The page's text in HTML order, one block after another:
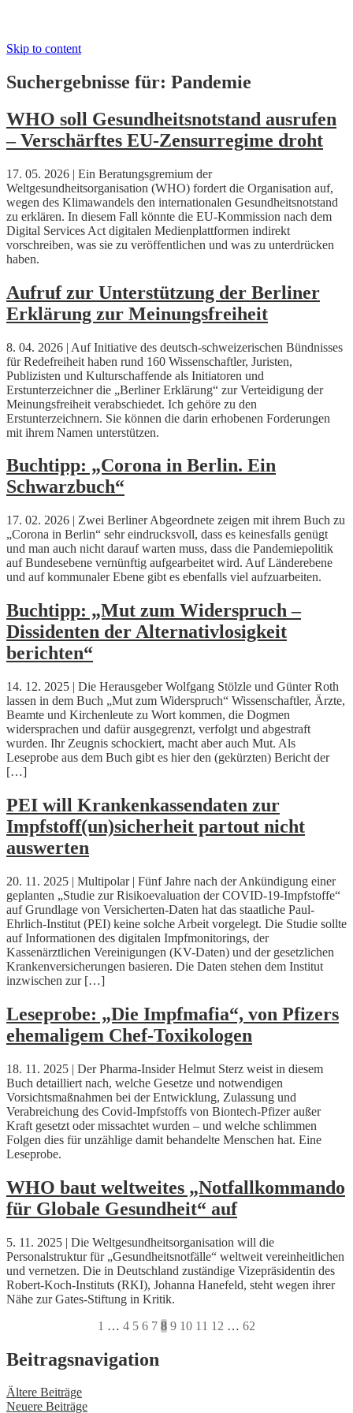
Skip to content
Suchergebnisse für: Pandemie
WHO soll Gesundheitsnotstand ausrufen
– Verschärftes EU-Zensurregime droht
17. 05. 2026 | Ein Beratungsgremium der
Weltgesundheitsorganisation (WHO) fordert die Organisation auf,
wegen des Klimawandels den internationalen Gesundheitsnotstand
zu erklären. In diesem Fall könnte die EU-Kommission nach dem
Digital Services Act digitalen Medienplattformen indirekt
vorschreiben, was sie zu veröffentlichen und was zu unterdrücken
haben.
Aufruf zur Unterstützung der Berliner
Erklärung zur Meinungsfreiheit
8. 04. 2026 | Auf Initiative des deutsch-schweizerischen Bündnisses
für Redefreiheit haben rund 160 Wissenschaftler, Juristen,
Publizisten und Kulturschaffende als Initiatoren und
Erstunterzeichner die „Berliner Erklärung“ zur Verteidigung der
Meinungsfreiheit verabschiedet. Ich gehöre zu den
Erstunterzeichnern. Sie können die darin erhobenen Forderungen
mit ihrem Namen unterstützen.
Buchtipp: „Corona in Berlin. Ein
Schwarzbuch“
17. 02. 2026 | Zwei Berliner Abgeordnete zeigen mit ihrem Buch zu
„Corona in Berlin“ sehr eindrucksvoll, dass es keinesfalls genügt
und man auch nicht darauf warten muss, dass die Pandemiepolitik
auf Bundesebene vernünftig aufgearbeitet wird. Auf Länderebene
und auf kommunaler Ebene gibt es ebenfalls viel aufzuarbeiten.
Buchtipp: „Mut zum Widerspruch –
Dissidenten der Alternativlosigkeit
berichten“
14. 12. 2025 | Die Herausgeber Wolfgang Stölzle und Günter Roth
lassen in dem Buch „Mut zum Widerspruch“ Wissenschaftler, Ärzte,
Beamte und Kirchenleute zu Wort kommen, die Dogmen
widersprachen und dafür ausgegrenzt, verfolgt und abgestraft
wurden. Ihr Zeugnis schockiert, macht aber auch Mut. Als
Leseprobe aus dem Buch gibt es hier den (gekürzten) Bericht der
[…]
PEI will Krankenkassendaten zur
Impfstoff(un)sicherheit partout nicht
auswerten
20. 11. 2025 | Multipolar | Fünf Jahre nach der Ankündigung einer
geplanten „Studie zur Risikoevaluation der COVID-19-Impfstoffe“
auf Grundlage von Versicherten-Daten hat das staatliche Paul-
Ehrlich-Institut (PEI) keine solche Arbeit vorgelegt. Die Studie sollte
auf Informationen des digitalen Impfmonitorings, der
Kassenärztlichen Vereinigungen (KV-Daten) und der gesetzlichen
Krankenversicherungen basieren. Die Daten stehen dem Institut
inzwischen zur […]
Leseprobe: „Die Impfmafia“, von Pfizers
ehemaligem Chef-Toxikologen
18. 11. 2025 | Der Pharma-Insider Helmut Sterz weist in diesem
Buch detailliert nach, welche Gesetze und notwendigen
Vorsichtsmaßnahmen bei der Entwicklung, Zulassung und
Verabreichung des Covid-Impfstoffs von Biontech-Pfizer außer
Kraft gesetzt oder missachtet wurden – und welche schlimmen
Folgen dies für unzählige damit behandelte Menschen hat. Eine
Leseprobe.
WHO baut weltweites „Notfallkommando
für Globale Gesundheit“ auf
5. 11. 2025 | Die Weltgesundheitsorganisation will die
Personalstruktur für „Gesundheitsnotfälle“ weltweit vereinheitlichen
und vernetzen. Die in Deutschland zuständige Vizepräsidentin des
Robert-Koch-Instituts (RKI), Johanna Hanefeld, steht wegen ihrer
Nähe zur Gates-Stiftung in Kritik.
1 … 4 5 6 7 8 9 10 11 12 … 62
Beitragsnavigation
Ältere Beiträge
Neuere Beiträge